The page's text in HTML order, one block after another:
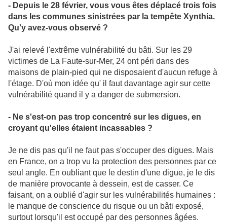
- Depuis le 28 février, vous vous êtes déplacé trois fois
dans les communes sinistrées par la tempête Xynthia.
Qu'y avez-vous observé ?
J'ai relevé l'extrême vulnérabilité du bâti. Sur les 29
victimes de La Faute-sur-Mer, 24 ont péri dans des
maisons de plain-pied qui ne disposaient d'aucun refuge à
l'étage. D'où mon idée qu' il faut davantage agir sur cette
vulnérabilité quand il y a danger de submersion.
- Ne s'est-on pas trop concentré sur les digues, en
croyant qu'elles étaient incassables ?
Je ne dis pas qu'il ne faut pas s'occuper des digues. Mais
en France, on a trop vu la protection des personnes par ce
seul angle. En oubliant que le destin d'une digue, je le dis
de manière provocante à dessein, est de casser. Ce
faisant, on a oublié d'agir sur les vulnérabilités humaines :
le manque de conscience du risque ou un bâti exposé,
surtout lorsqu'il est occupé par des personnes âgées.